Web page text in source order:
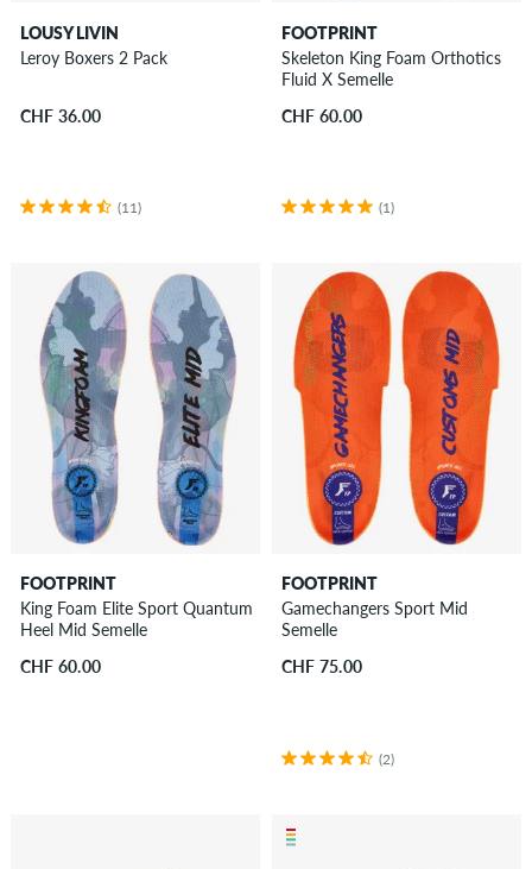
LOUSY LIVIN
Leroy Boxers 2 Pack
CHF 36.00
(11)
FOOTPRINT
Skeleton King Foam Orthotics
Fluid X Semelle
CHF 60.00
(1)
FOOTPRINT
King Foam Elite Sport Quantum
Heel Mid Semelle
CHF 60.00
FOOTPRINT
Gamechangers Sport Mid
Semelle
CHF 75.00
(2)